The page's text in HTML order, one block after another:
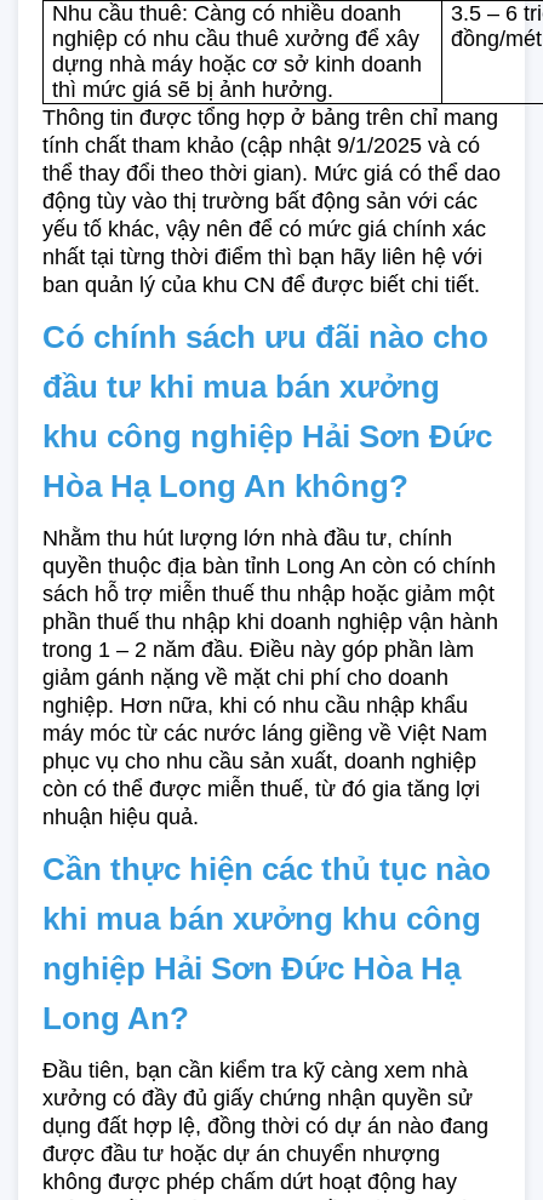
Nhu cầu thuê: Càng có nhiều doanh
nghiệp có nhu cầu thuê xưởng để xây
dựng nhà máy hoặc cơ sở kinh doanh
thì mức giá sẽ bị ảnh hưởng.
3.5 – 6
đồng/
Thông tin được tổng hợp ở bảng trên chỉ mang
tính chất tham khảo (cập nhật 9/1/2025 và có
thể thay đổi theo thời gian). Mức giá có thể dao
động tùy vào thị trường bất động sản với các
yếu tố khác, vậy nên để có mức giá chính xác
nhất tại từng thời điểm thì bạn hãy liên hệ với
ban quản lý của khu CN để được biết chi tiết.
Có chính sách ưu đãi nào cho
đầu tư khi mua bán xưởng
khu công nghiệp Hải Sơn Đức
Hòa Hạ Long An không?
Nhằm thu hút lượng lớn nhà đầu tư, chính
quyền thuộc địa bàn tỉnh Long An còn có chính
sách hỗ trợ miễn thuế thu nhập hoặc giảm một
phần thuế thu nhập khi doanh nghiệp vận hành
trong 1 – 2 năm đầu. Điều này góp phần làm
giảm gánh nặng về mặt chi phí cho doanh
nghiệp. Hơn nữa, khi có nhu cầu nhập khẩu
máy móc từ các nước láng giềng về Việt Nam
phục vụ cho nhu cầu sản xuất, doanh nghiệp
còn có thể được miễn thuế, từ đó gia tăng lợi
nhuận hiệu quả.
Cần thực hiện các thủ tục nào
khi mua bán xưởng khu công
nghiệp Hải Sơn Đức Hòa Hạ
Long An?
Đầu tiên, bạn cần kiểm tra kỹ càng xem nhà
xưởng có đầy đủ giấy chứng nhận quyền sử
dụng đất hợp lệ, đồng thời có dự án nào đang
được đầu tư hoặc dự án chuyển nhượng
không được phép chấm dứt hoạt động hay